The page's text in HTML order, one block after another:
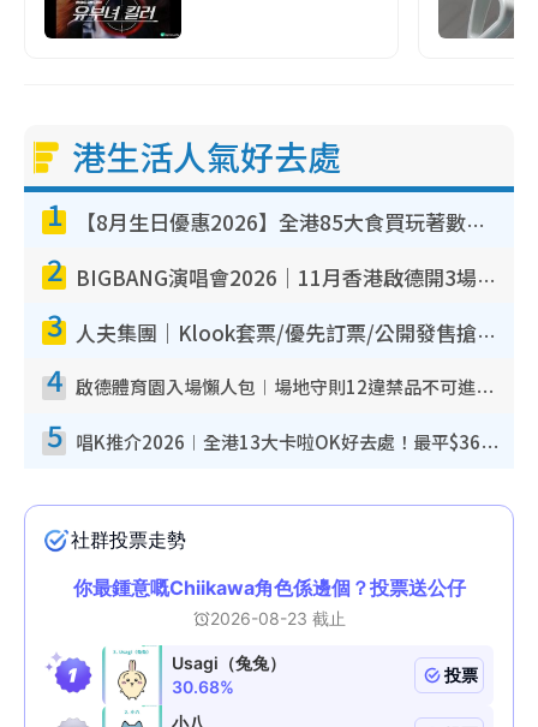
港生活人氣好去處
1 【8月生日優惠2026】全港85大食買玩著數攻略 自助餐/火鍋放題同行免費＋誠品/DONKI送現金券
2 BIGBANG演唱會2026｜11月香港啟德開3場！實名制VIP申請、優先購票攻略
3 人夫集團｜Klook套票/優先訂票/公開發售搶飛攻略！附票價.購票連結.場地座位表
4 啟德體育園入場懶人包︱場地守則12違禁品不可進場准帶細水樽但全場禁樽蓋！應援牌有限制！
5 唱K推介2026︱全港13大卡啦OK好去處！最平$36起 日文K都有！(附地址+收費詳情)